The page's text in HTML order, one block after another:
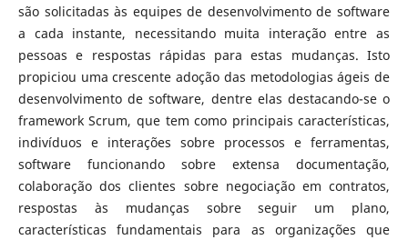
são solicitadas às equipes de desenvolvimento de software
a cada instante, necessitando muita interação entre as
pessoas e respostas rápidas para estas mudanças. Isto
propiciou uma crescente adoção das metodologias ágeis de
desenvolvimento de software, dentre elas destacando-se o
framework Scrum, que tem como principais características,
indivíduos e interações sobre processos e ferramentas,
software funcionando sobre extensa documentação,
colaboração dos clientes sobre negociação em contratos,
respostas às mudanças sobre seguir um plano,
características fundamentais para as organizações que